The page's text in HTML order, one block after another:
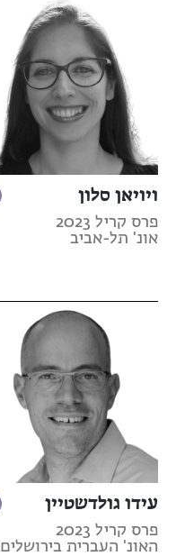
ויויאן סלון
פרס קריל 2023
אונ' תל-אביב
עידו גולדשטיין
פרס קריל 2023
האונ' העברית בירושלים